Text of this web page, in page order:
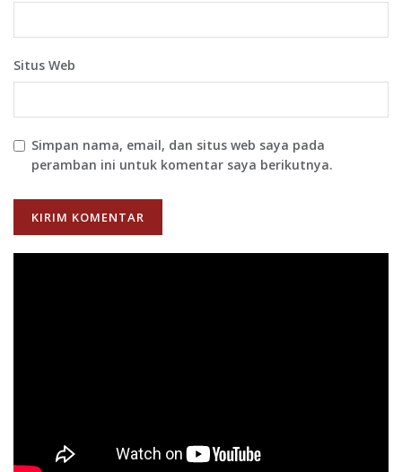
Situs Web
Simpan nama, email, dan situs web saya pada
peramban ini untuk komentar saya berikutnya.